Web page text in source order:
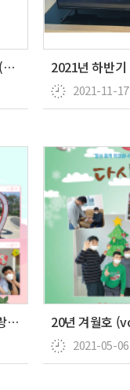
등대지기봉사회 후원 홍보(충주신문)
2021-11-17
21년 7월호 (vol.40) 다사랑 뉴스레터
2021-05-06